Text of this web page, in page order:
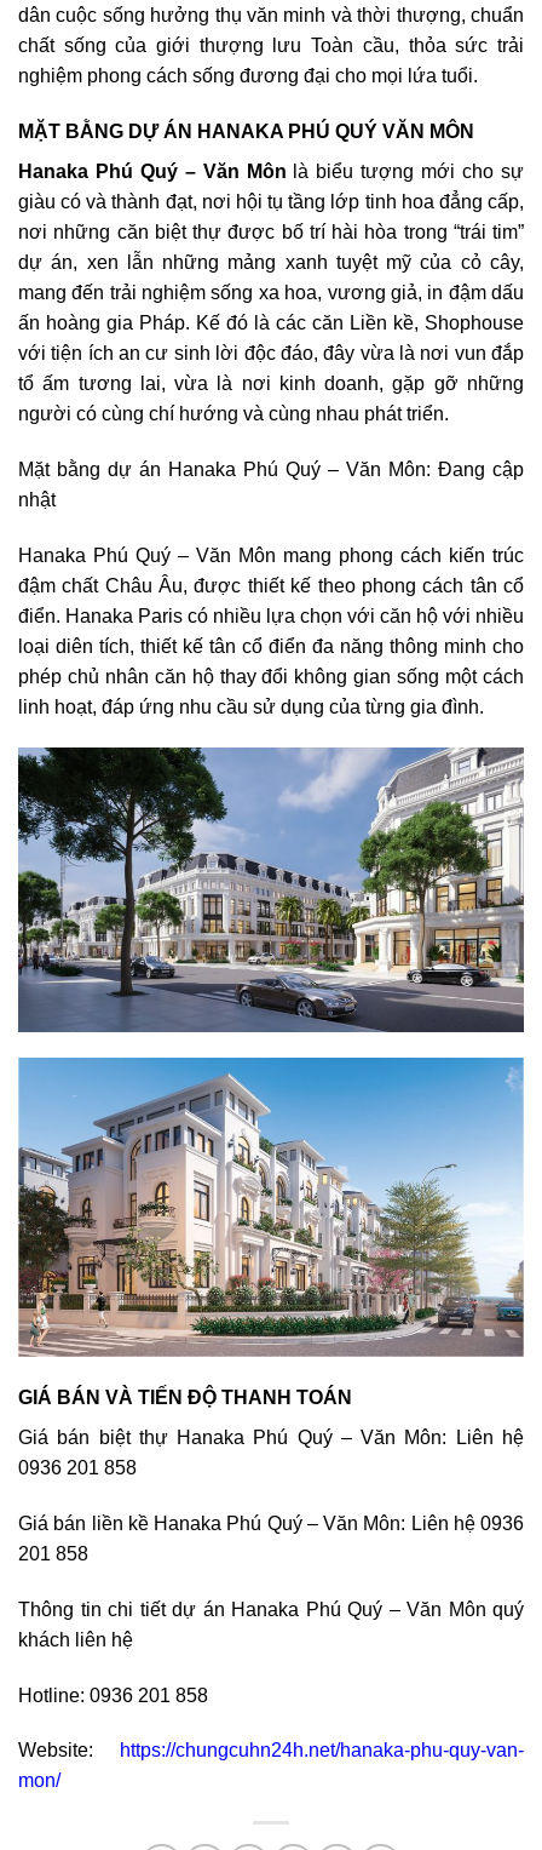
dân cuộc sống hưởng thụ văn minh và thời thượng, chuẩn
chất sống của giới thượng lưu Toàn cầu, thỏa sức trải
nghiệm phong cách sống đương đại cho mọi lứa tuổi.
MẶT BẰNG DỰ ÁN HANAKA PHÚ QUÝ VĂN MÔN
Hanaka Phú Quý – Văn Môn là biểu tượng mới cho sự
giàu có và thành đạt, nơi hội tụ tầng lớp tinh hoa đẳng cấp,
nơi những căn biệt thự được bố trí hài hòa trong “trái tim”
dự án, xen lẫn những mảng xanh tuyệt mỹ của cỏ cây,
mang đến trải nghiệm sống xa hoa, vương giả, in đậm dấu
ấn hoàng gia Pháp. Kế đó là các căn Liền kề, Shophouse
với tiện ích an cư sinh lời độc đáo, đây vừa là nơi vun đắp
tổ ấm tương lai, vừa là nơi kinh doanh, gặp gỡ những
người có cùng chí hướng và cùng nhau phát triển.
Mặt bằng dự án Hanaka Phú Quý – Văn Môn: Đang cập
nhật
Hanaka Phú Quý – Văn Môn mang phong cách kiến trúc
đậm chất Châu Âu, được thiết kế theo phong cách tân cổ
điển. Hanaka Paris có nhiều lựa chọn với căn hộ với nhiều
loại diên tích, thiết kế tân cổ điển đa năng thông minh cho
phép chủ nhân căn hộ thay đổi không gian sống một cách
linh hoạt, đáp ứng nhu cầu sử dụng của từng gia đình.
GIÁ BÁN VÀ TIẾN ĐỘ THANH TOÁN
Giá bán biệt thự Hanaka Phú Quý – Văn Môn: Liên hệ
0936 201 858
Giá bán liền kề Hanaka Phú Quý – Văn Môn: Liên hệ 0936
201 858
Thông tin chi tiết dự án Hanaka Phú Quý – Văn Môn quý
khách liên hệ
Hotline: 0936 201 858
Website:
https://chungcuhn24h.net/hanaka-phu-quy-van-
mon/